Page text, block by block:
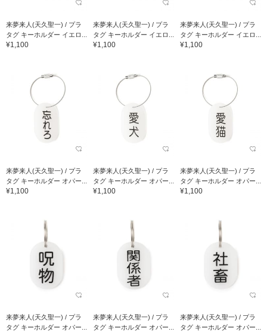
来夢来人(天久聖一) / プラ
タグ キーホルダー イエロ...
¥1,100
来夢来人(天久聖一) / プラ
タグ キーホルダー イエロ...
¥1,100
来夢来人(天久聖一) / プラ
タグ キーホルダー イエロ...
¥1,100
来夢来人(天久聖一) / プラ
タグ キーホルダー オパー...
¥1,100
来夢来人(天久聖一) / プラ
タグ キーホルダー オパー...
¥1,100
来夢来人(天久聖一) / プラ
タグ キーホルダー オパー...
¥1,100
来夢来人(天久聖一) / プラ
タグ キーホルダー オパー...
来夢来人(天久聖一) / プラ
タグ キーホルダー オパー...
来夢来人(天久聖一) / プラ
タグ キーホルダー オパー...